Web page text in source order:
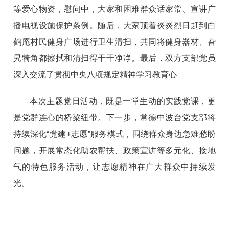
等爱心物资，慰问中，大家和困难群众话家常、宣讲广
播电视设施保护条例。随后，大家顶着炎炎烈日赶到白
鹤庵村民健身广场进行卫生清扫，共同将健身器材、旮
旯犄角都擦拭和清扫得干干净净。最后，双方支部党员
深入交流了贯彻中央八项规定精神学习教育心
本次主题党日活动，既是一堂生动的实践党课，更
是党群连心的桥梁纽带。下一步，常德中波台党支部将
持续深化“党建+志愿”服务模式，围绕群众身边急难愁盼
问题，开展常态化助农帮扶、政策宣讲等多元化、接地
气的特色服务活动，让志愿精神在广大群众中持续发
光。